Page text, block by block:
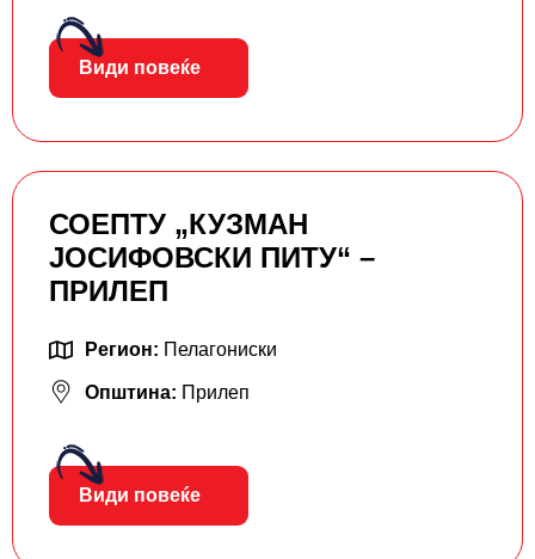
Види повеќе
СОЕПТУ „КУЗМАН
ЈОСИФОВСКИ ПИТУ“ –
ПРИЛЕП
Регион: Пелагониски
Општина: Прилеп
Види повеќе